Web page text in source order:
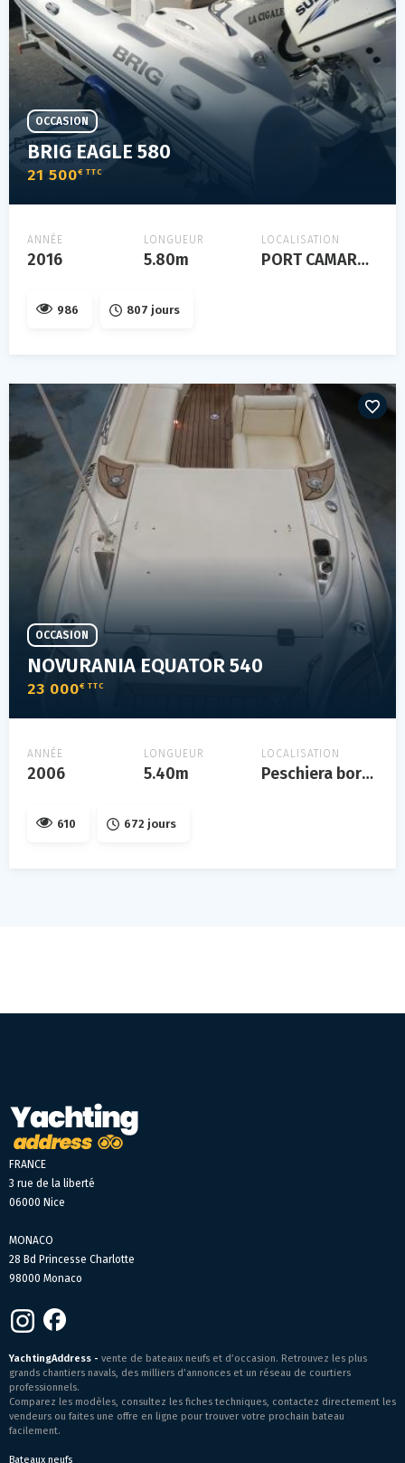
BRIG EAGLE 580
21 500€ TTC
OCCASION
ANNÉE
2016
LONGUEUR
5.80m
LOCALISATION
PORT CAMARGUE
986 807 jours
NOVURANIA EQUATOR 540
23 000€ TTC
OCCASION
ANNÉE
2006
LONGUEUR
5.40m
LOCALISATION
Peschiera borromeo, lombardia
610 672 jours
FRANCE
3 rue de la liberté
06000 Nice
MONACO
28 Bd Princesse Charlotte
98000 Monaco
YachtingAddress - vente de bateaux neufs et d’occasion. Retrouvez les plus
grands chantiers navals, des milliers d’annonces et un réseau de courtiers
professionnels.
Comparez les modèles, consultez les fiches techniques, contactez directement les
vendeurs ou faites une offre en ligne pour trouver votre prochain bateau
facilement.
Bateaux neufs